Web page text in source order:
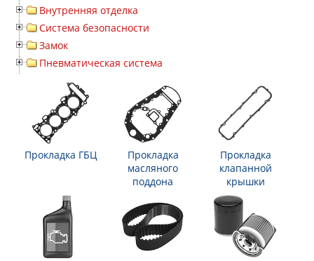
Внутренняя отделка
Система безопасности
Замок
Пневматическая система
Прокладка ГБЦ
Прокладка
масляного
поддона
Прокладка
клапанной
крышки